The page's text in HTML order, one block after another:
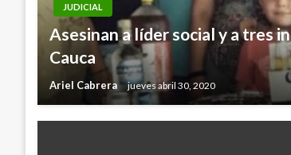
JUDICIAL
Asesinan a líder social y a tres
Cauca
Ariel Cabrera jueves abril 30, 2020